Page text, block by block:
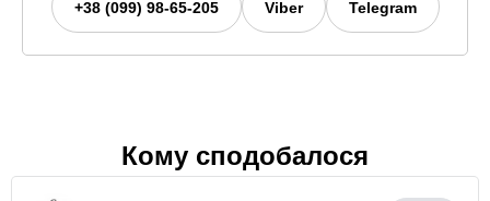
+38 (099) 98-65-205 Viber Telegram
Кому сподобалося